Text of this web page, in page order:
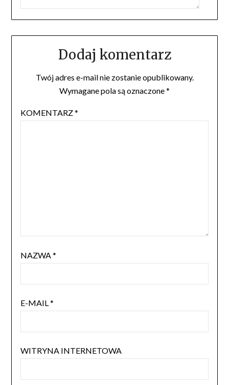
Dodaj komentarz
Twój adres e-mail nie zostanie opublikowany.
Wymagane pola są oznaczone*
KOMENTARZ*
NAZWA*
E-MAIL*
WITRYNA INTERNETOWA